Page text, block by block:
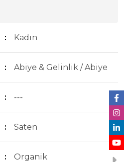
: Kadın
: Abiye & Gelinlik / Abiye
: ---
: Saten
: Organik